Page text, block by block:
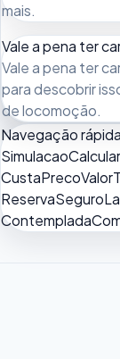
mais.
Vale a pena ter
Vale a pena ter
para descobrir
de locomoção.
Navegação rápida
Simulacao
CustaPrecoValor
ReservaSeguro
Contemplada